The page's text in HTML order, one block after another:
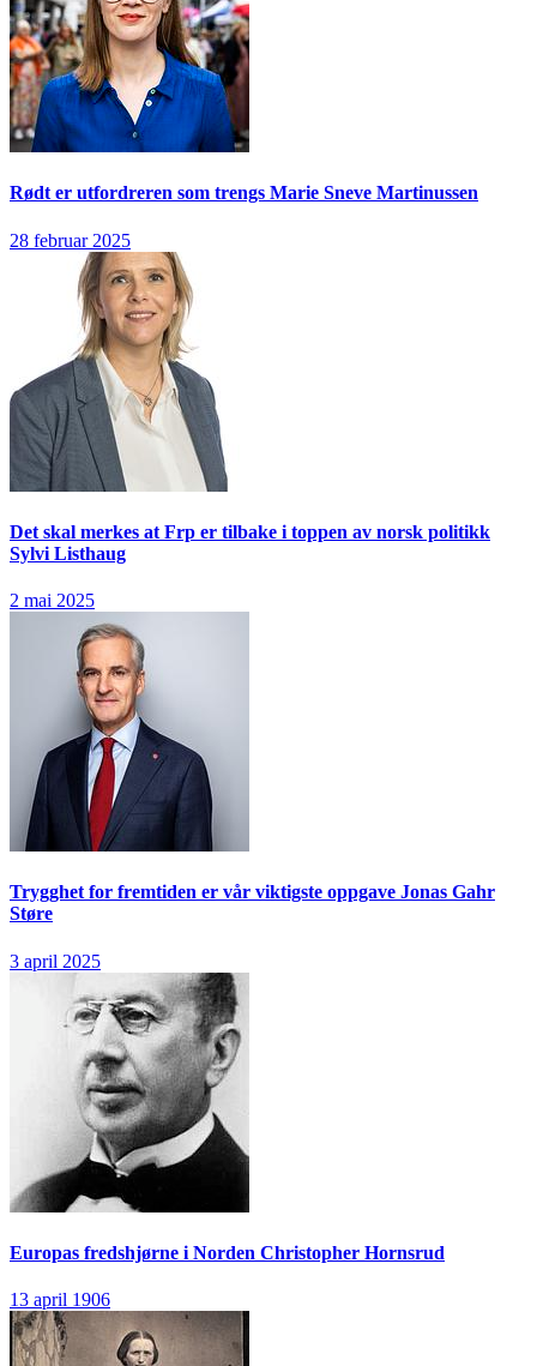
Rødt er utfordreren som trengs Marie Sneve Martinussen
28 februar 2025
Det skal merkes at Frp er tilbake i toppen av norsk politikk
Sylvi Listhaug
2 mai 2025
Trygghet for fremtiden er vår viktigste oppgave Jonas Gahr
Støre
3 april 2025
Europas fredshjørne i Norden Christopher Hornsrud
13 april 1906